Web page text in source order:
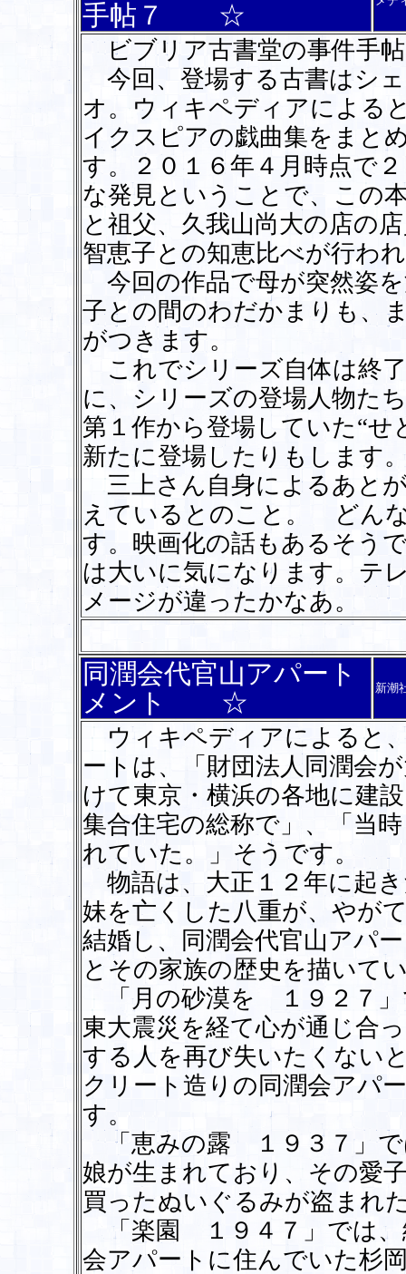
手帖７ ☆
ビブリア古書堂の事件手
今回、登場する古書はシ
オ。ウィキペディアによる
イクスピアの戯曲集をまと
す。２０１６年４月時点で
な発見ということで、この
と祖父、久我山尚大の店の
智恵子との知恵比べが行わ
今回の作品で母が突然姿
子との間のわだかまりも、
がつきます。
これでシリーズ自体は終
に、シリーズの登場人物た
第１作から登場していた“
新たに登場したりもします
三上さん自身によるあと
えているとのこと。 どん
す。映画化の話もあるそう
は大いに気になります。テ
メージが違ったかなあ。
同潤会代官山アパート
メント ☆
新潮
ウィキペディアによると
ートは、「財団法人同潤会
けて東京・横浜の各地に建
集合住宅の総称で」、「当
れていた。」そうです。
物語は、大正１２年に起
妹を亡くした八重が、やが
結婚し、同潤会代官山アパ
とその家族の歴史を描いて
「月の砂漠を １９２７」
東大震災を経て心が通じ合
する人を再び失いたくない
クリート造りの同潤会アパ
す。
「恵みの露 １９３７」で
娘が生まれており、その愛
買ったぬいぐるみが盗まれ
「楽園 １９４７」では、
会アパートに住んでいた杉